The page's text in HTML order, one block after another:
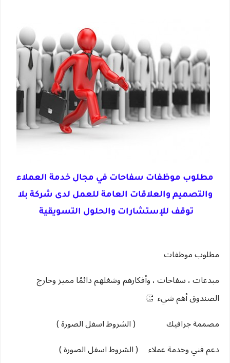
مطلوب موظفات سفاحات في مجال خدمة العملاء
والتصميم والعلاقات العامة للعمل لدى شركة بلا
توقف للإستشارات والحلول التسويقية
مطلوب موظفات
مبدعات ، سفاحات ، وأفكارهم وشغلهم دائمًا مميز وخارج
الصندوق أهم شيء 👏
مصممة جرافيك ( الشروط اسفل الصورة )
دعم فني وخدمة عملاء ( الشروط اسفل الصورة )